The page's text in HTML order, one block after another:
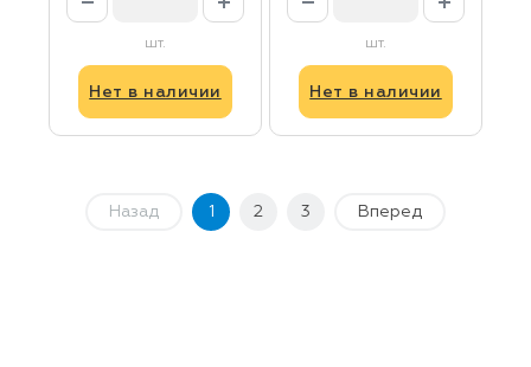
шт.
Нет в наличии
шт.
Нет в наличии
Назад 1 2 3 Вперед